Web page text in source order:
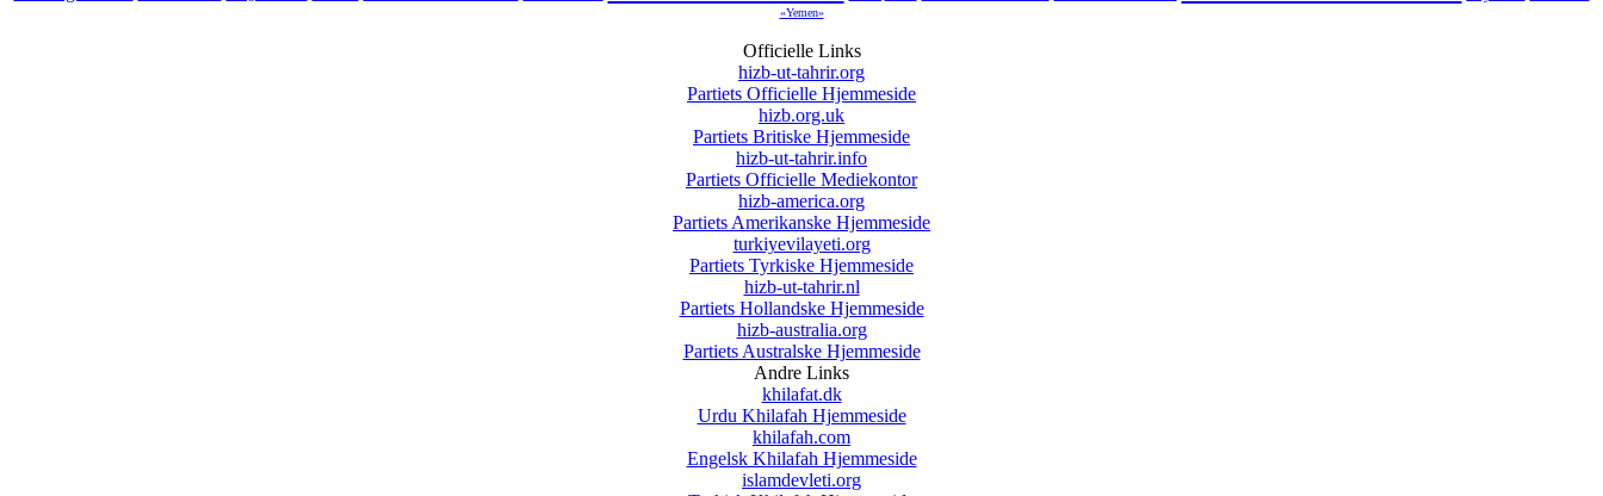
«Yemen»
Officielle Links
hizb-ut-tahrir.org
Partiets Officielle Hjemmeside
hizb.org.uk
Partiets Britiske Hjemmeside
hizb-ut-tahrir.info
Partiets Officielle Mediekontor
hizb-america.org
Partiets Amerikanske Hjemmeside
turkiyevilayeti.org
Partiets Tyrkiske Hjemmeside
hizb-ut-tahrir.nl
Partiets Hollandske Hjemmeside
hizb-australia.org
Partiets Australske Hjemmeside
Andre Links
khilafat.dk
Urdu Khilafah Hjemmeside
khilafah.com
Engelsk Khilafah Hjemmeside
islamdevleti.org